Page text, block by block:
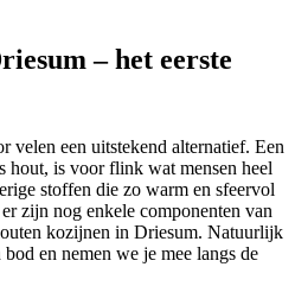
– het eerste
velen een uitstekend alternatief. Een
hout, is voor flink wat mensen heel
stoffen die zo warm en sfeervol
zijn nog enkele componenten van
kozijnen in Driesum. Natuurlijk
en nemen we je mee langs de